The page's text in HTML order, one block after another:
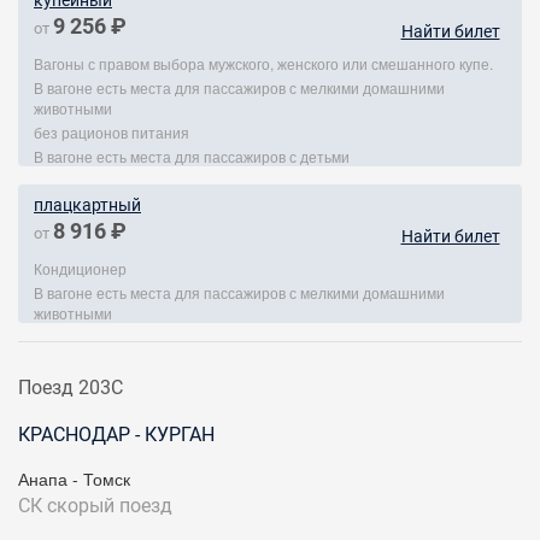
от 9 256 ₽ Найти билет
Вагоны с правом выбора мужского, женского или смешанного купе.
В вагоне есть места для пассажиров с мелкими домашними
животными
без рационов питания
В вагоне есть места для пассажиров с детьми
плацкартный
от 8 916 ₽ Найти билет
Кондиционер
В вагоне есть места для пассажиров с мелкими домашними
животными
Поезд 203С
КРАСНОДАР - КУРГАН
Анапа - Томск
СК скорый поезд